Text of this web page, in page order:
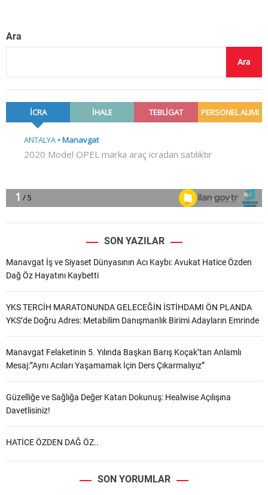
Ara
Ara
SON YAZILAR
Manavgat İş ve Siyaset Dünyasının Acı Kaybı: Avukat Hatice Özden
Dağ Öz Hayatını Kaybetti
YKS TERCİH MARATONUNDA GELECEĞİN İSTİHDAMI ÖN PLANDA
YKS’de Doğru Adres: Metabilim Danışmanlık Birimi Adayların Emrinde
Manavgat Felaketinin 5. Yılında Başkan Barış Koçak’tan Anlamlı
Mesaj:”Aynı Acıları Yaşamamak İçin Ders Çıkarmalıyız”
Güzelliğe ve Sağlığa Değer Katan Dokunuş: Healwise Açılışına
Davetlisiniz!
HATİCE ÖZDEN DAĞ ÖZ..
SON YORUMLAR